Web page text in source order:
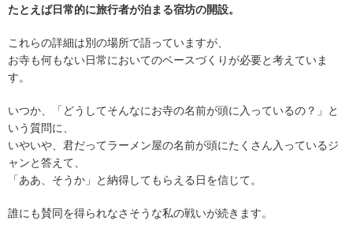
たとえば日常的に旅行者が泊まる宿坊の開設。
これらの詳細は別の場所で語っていますが、
お寺も何もない日常においてのベースづくりが必要と考えていま
す。
いつか、「どうしてそんなにお寺の名前が頭に入っているの？」と
いう質問に、
いやいや、君だってラーメン屋の名前が頭にたくさん入っているジ
ャンと答えて、
「ああ、そうか」と納得してもらえる日を信じて。
誰にも賛同を得られなさそうな私の戦いが続きます。